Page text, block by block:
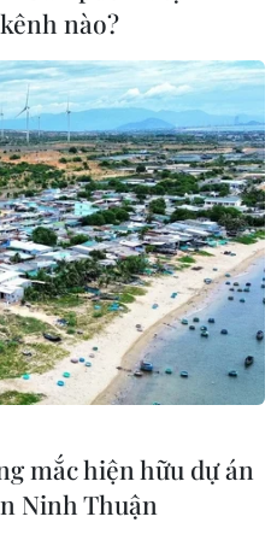
NAM
THỊ TÁM, KHÚC THANH
Quy định sử dụng
Hỗ trợ
Quảng cáo
nào?
mắc hiện hữu dự án
Ninh Thuận